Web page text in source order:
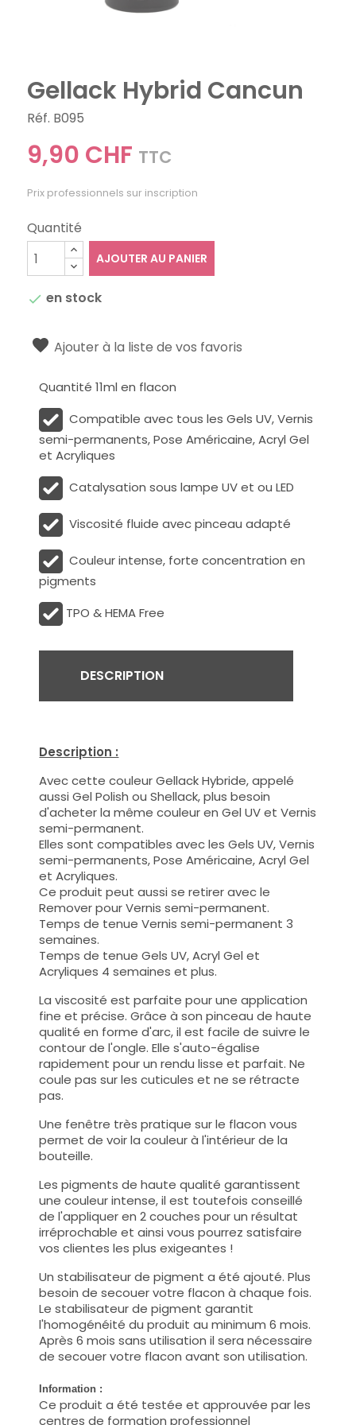
Gellack Hybrid Cancun
Réf. B095
9,90 CHF TTC
Prix professionnels sur inscription
Quantité
AJOUTER AU PANIER
 en stock
Ajouter à la liste de vos favoris
Quantité 11ml en flacon
Compatible avec tous les Gels UV, Vernis
semi-permanents, Pose Américaine, Acryl Gel
et Acryliques
Catalysation sous lampe UV et ou LED
Viscosité fluide avec pinceau adapté
Couleur intense, forte concentration en
pigments
TPO & HEMA Free
DESCRIPTION
Description :
Avec cette couleur Gellack Hybride, appelé
aussi Gel Polish ou Shellack, plus besoin
d'acheter la même couleur en Gel UV et Vernis
semi-permanent.
Elles sont compatibles avec les Gels UV, Vernis
semi-permanents, Pose Américaine, Acryl Gel
et Acryliques.
Ce produit peut aussi se retirer avec le
Remover pour Vernis semi-permanent.
Temps de tenue Vernis semi-permanent 3
semaines.
Temps de tenue Gels UV, Acryl Gel et
Acryliques 4 semaines et plus.
La viscosité est parfaite pour une application
fine et précise. Grâce à son pinceau de haute
qualité en forme d'arc, il est facile de suivre le
contour de l'ongle. Elle s'auto-égalise
rapidement pour un rendu lisse et parfait. Ne
coule pas sur les cuticules et ne se rétracte
pas.
Une fenêtre très pratique sur le flacon vous
permet de voir la couleur à l'intérieur de la
bouteille.
Les pigments de haute qualité garantissent
une couleur intense, il est toutefois conseillé
de l'appliquer en 2 couches pour un résultat
irréprochable et ainsi vous pourrez satisfaire
vos clientes les plus exigeantes !
Un stabilisateur de pigment a été ajouté. Plus
besoin de secouer votre flacon à chaque fois.
Le stabilisateur de pigment garantit
l'homogénéité du produit au minimum 6 mois.
Après 6 mois sans utilisation il sera nécessaire
de secouer votre flacon avant son utilisation.
Information :
Ce produit a été testée et approuvée par les
centres de formation professionnel